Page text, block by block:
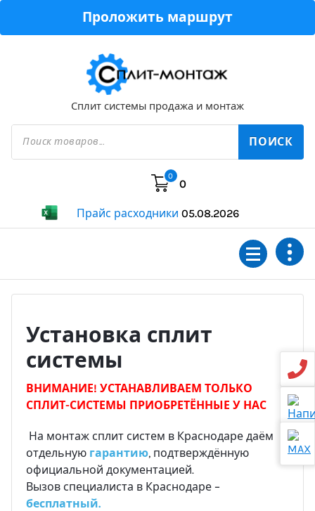
Проложить маршрут
Сплит системы продажа и монтаж
Поиск
товаров
ПОИСК
0
0
Прайс расходники 05.08.2026
Установка сплит
системы
ВНИМАНИЕ! УСТАНАВЛИВАЕМ ТОЛЬКО
СПЛИТ-СИСТЕМЫ ПРИОБРЕТЁННЫЕ У НАС
На монтаж сплит систем в Краснодаре даём
отдельную гарантию, подтверждённую
официальной документацией.
Вызов специалиста в Краснодаре –
бесплатный.